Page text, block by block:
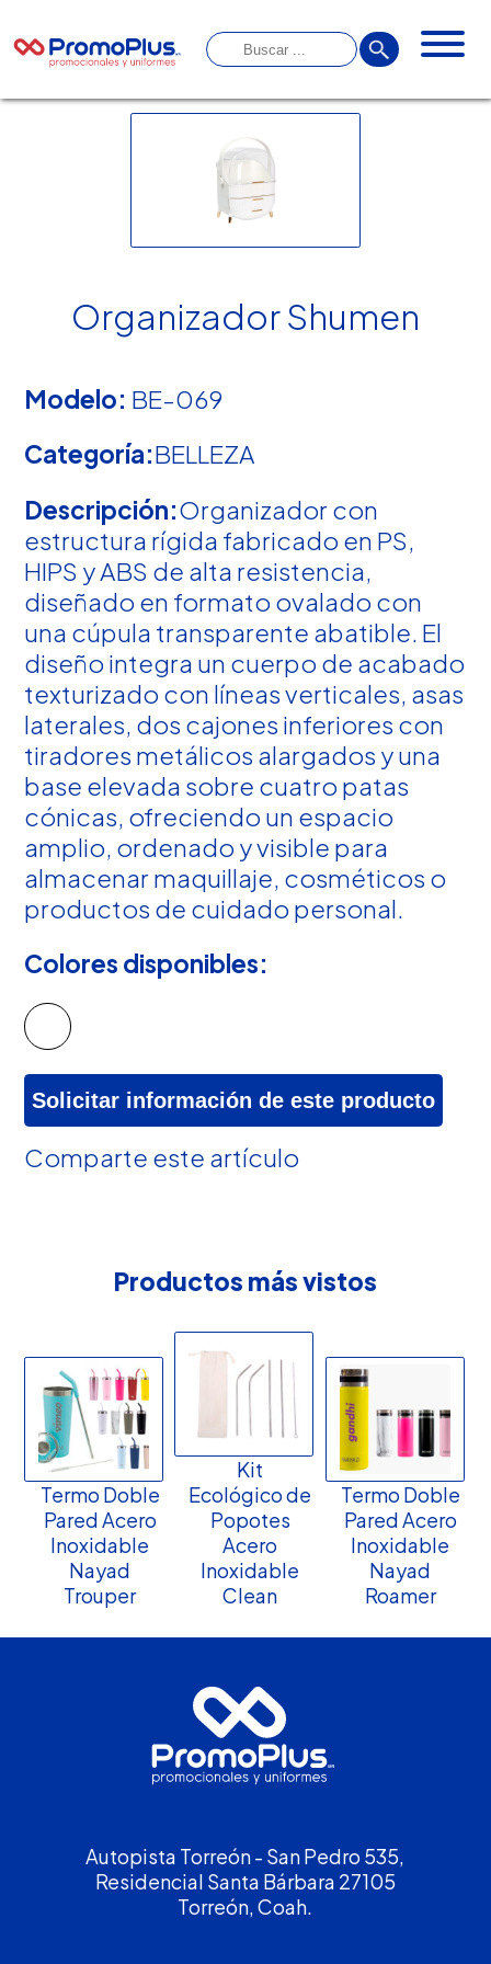
Organizador Shumen
Modelo: BE-069
Categoría:BELLEZA
Descripción:Organizador con
estructura rígida fabricado en PS,
HIPS y ABS de alta resistencia,
diseñado en formato ovalado con
una cúpula transparente abatible. El
diseño integra un cuerpo de acabado
texturizado con líneas verticales, asas
laterales, dos cajones inferiores con
tiradores metálicos alargados y una
base elevada sobre cuatro patas
cónicas, ofreciendo un espacio
amplio, ordenado y visible para
almacenar maquillaje, cosméticos o
productos de cuidado personal.
Colores disponibles:
Solicitar información de este producto
Comparte este artículo
Productos más vistos
Termo Doble
Pared Acero
Inoxidable
Nayad
Trouper
Kit
Ecológico de
Popotes
Acero
Inoxidable
Clean
Termo Doble
Pared Acero
Inoxidable
Nayad
Roamer
Autopista Torreón - San Pedro 535,
Residencial Santa Bárbara 27105
Torreón, Coah.